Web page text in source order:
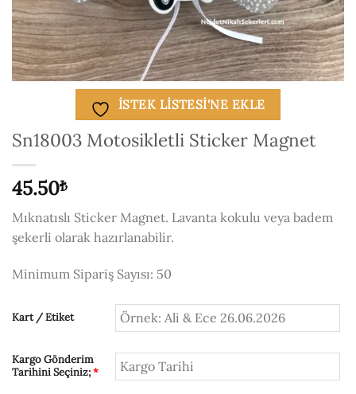
ISTEK LISTESI'NE EKLE
Sn18003 Motosikletli Sticker Magnet
45.50₺
Mıknatıslı Sticker Magnet. Lavanta kokulu veya badem
şekerli olarak hazırlanabilir.
Minimum Sipariş Sayısı: 50
Kart / Etiket
Kargo Gönderim
Tarihini Seçiniz;*